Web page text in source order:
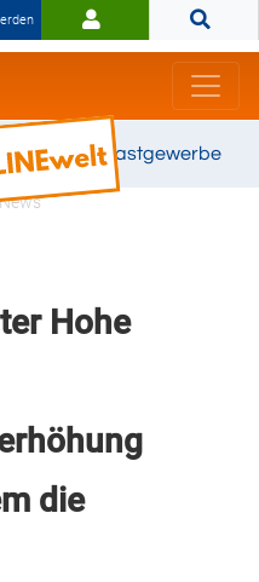
für das Gastgewerbe
Hohe
die